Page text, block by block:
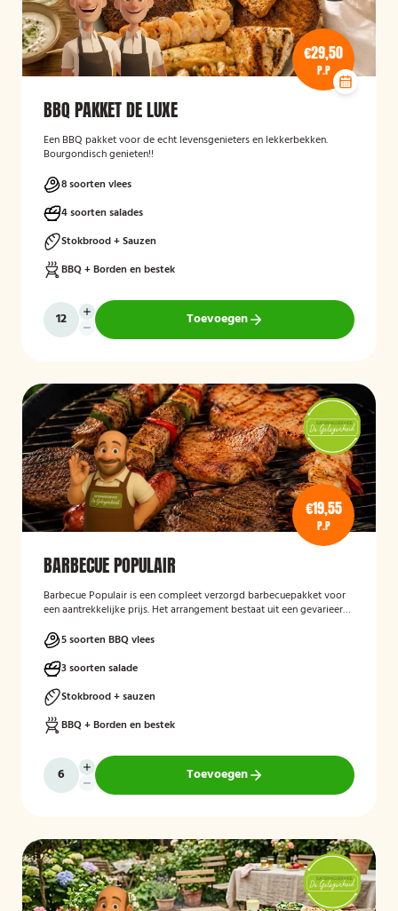
€29,50
P.P
BBQ PAKKET DE LUXE
Een BBQ pakket voor de echt levensgenieters en lekkerbekken.
Bourgondisch genieten!!
8 soorten vlees
4 soorten salades
Stokbrood + Sauzen
BBQ + Borden en bestek
Toevoegen
€19,55
P.P
BARBECUE POPULAIR
Barbecue Populair is een compleet verzorgd barbecuepakket voor
een aantrekkelijke prijs. Het arrangement bestaat uit een gevarieerde
stokbrood. Daarnaast worden barbecue, borden en bestek
meegeleverd en weer opgehaald, zodat gasten zorgeloos kunnen
genieten van een gezellige barbecue.
5 soorten BBQ vlees
3 soorten salade
Stokbrood + sauzen
BBQ + Borden en bestek
Toevoegen